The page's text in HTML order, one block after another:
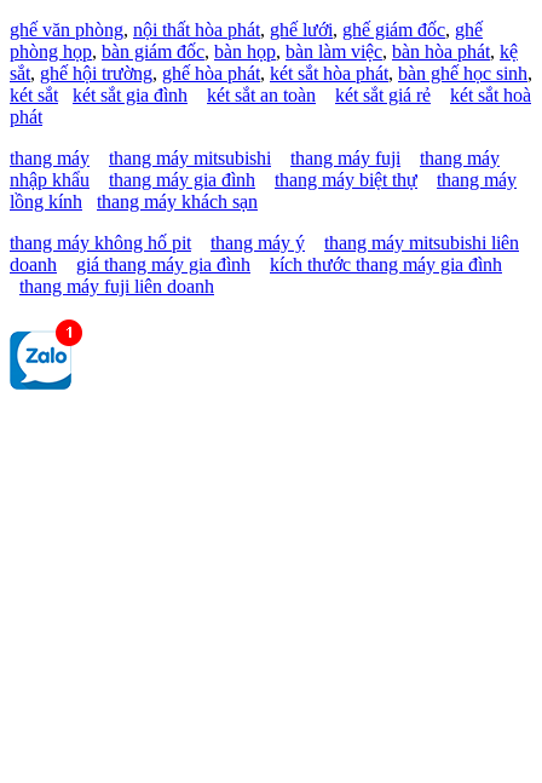
ghế văn phòng, nội thất hòa phát, ghế lưới, ghế giám đốc, ghế
phòng họp, bàn giám đốc, bàn họp, bàn làm việc, bàn hòa phát, kệ
sắt, ghế hội trường, ghế hòa phát, két sắt hòa phát, bàn ghế học sinh,
két sắt
két sắt gia đình két sắt an toàn két sắt giá rẻ
két sắt hoà
phát
thang máy
thang máy mitsubishi thang máy fuji
thang máy
nhập khẩu
thang máy gia đình thang máy biệt thự
thang máy
lồng kính
thang máy khách sạn
thang máy không hố pit
thang máy ý
thang máy mitsubishi liên
doanh
giá thang máy gia đình
kích thước thang máy gia đình
thang máy fuji liên doanh